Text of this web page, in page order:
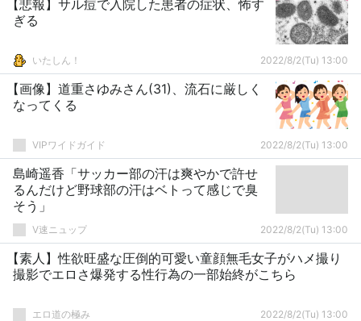
【悲報】サル痘で入院した患者の症状、怖す
ぎる
いたしん！ 2022/8/2(Tu) 13:00
【画像】道重さゆみさん(31)、流石に厳しく
なってくる
VIPワイドガイド 2022/8/2(Tu) 13:00
島崎遥香「サッカー部の汗は爽やかで許せ
るんだけど野球部の汗はベトって感じで臭
そう」
V速ニュップ 2022/8/2(Tu) 13:00
【素人】性欲旺盛な圧倒的可愛い童顔無毛女子がハメ撮り
撮影でエロさ爆発する性行為の一部始終がこちら
エロ道の極み 2022/8/2(Tu) 13:00